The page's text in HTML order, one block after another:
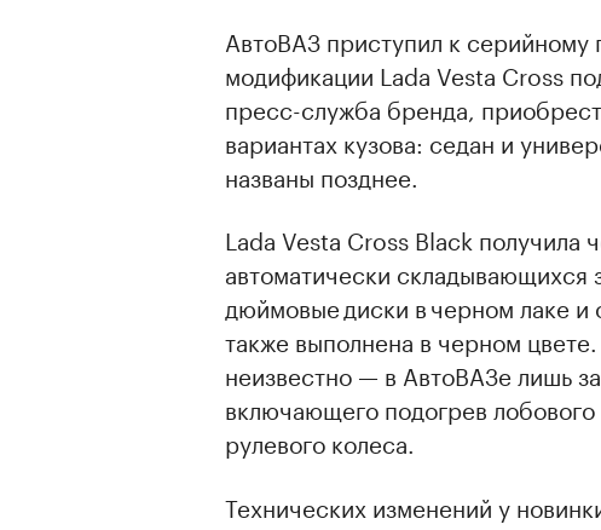
АвтоВАЗ приступил к серийному
модификации Lada Vesta Cross
пресс-служба бренда,
вариантах кузова: седан и
названы позднее.
Lada Vesta Cross Black
автоматически складывающихся
дюймовые диски в черном лаке
также выполнена в черном
неизвестно — в АвтоВАЗе лишь
включающего подогрев
рулевого колеса.
Технических изменений у